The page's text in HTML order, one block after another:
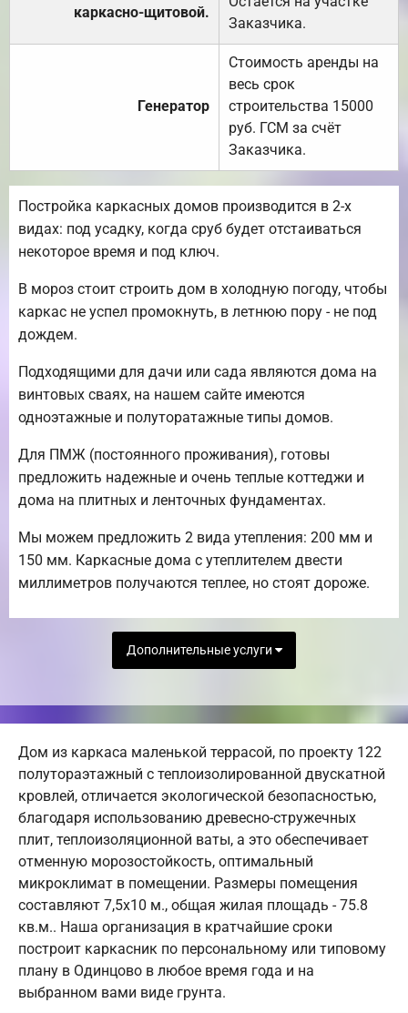
каркасно-щитовой.
Заказчика.
Генератор
Стоимость аренды на
весь срок
строительства 15000
руб. ГСМ за счёт
Заказчика.
Постройка каркасных домов производится в 2-х
видах: под усадку, когда сруб будет отстаиваться
некоторое время и под ключ.
В мороз стоит строить дом в холодную погоду, чтобы
каркас не успел промокнуть, в летнюю пору - не под
дождем.
Подходящими для дачи или сада являются дома на
винтовых сваях, на нашем сайте имеются
одноэтажные и полуторатажные типы домов.
Для ПМЖ (постоянного проживания), готовы
предложить надежные и очень теплые коттеджи и
дома на плитных и ленточных фундаментах.
Мы можем предложить 2 вида утепления: 200 мм и
150 мм. Каркасные дома с утеплителем двести
миллиметров получаются теплее, но стоят дороже.
Дополнительные услуги
Дом из каркаса маленькой террасой, по проекту 122
полутораэтажный с теплоизолированной двускатной
кровлей, отличается экологической безопасностью,
благодаря использованию древесно-стружечных
плит, теплоизоляционной ваты, а это обеспечивает
отменную морозостойкость, оптимальный
микроклимат в помещении. Размеры помещения
составляют 7,5х10 м., общая жилая площадь - 75.8
кв.м.. Наша организация в кратчайшие сроки
построит каркасник по персональному или типовому
плану в Одинцово в любое время года и на
выбранном вами виде грунта.